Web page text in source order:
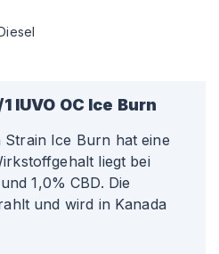
IUVO OC Ice Burn
Strain Ice Burn hat eine
liegt bei
1,0% CBD. Die
und wird in Kanada